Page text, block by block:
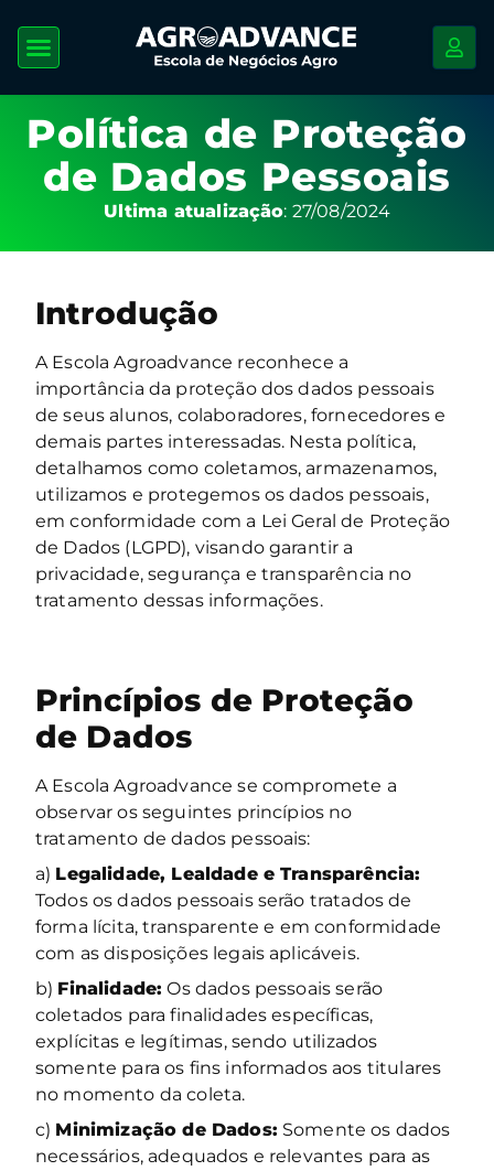
Política de Proteção
de Dados Pessoais
Ultima atualização: 27/08/2024
Introdução
A Escola Agroadvance reconhece a
importância da proteção dos dados pessoais
de seus alunos, colaboradores, fornecedores e
demais partes interessadas. Nesta política,
detalhamos como coletamos, armazenamos,
utilizamos e protegemos os dados pessoais,
em conformidade com a Lei Geral de Proteção
de Dados (LGPD), visando garantir a
privacidade, segurança e transparência no
tratamento dessas informações.
Princípios de Proteção
de Dados
A Escola Agroadvance se compromete a
observar os seguintes princípios no
tratamento de dados pessoais:
a) Legalidade, Lealdade e Transparência:
Todos os dados pessoais serão tratados de
forma lícita, transparente e em conformidade
com as disposições legais aplicáveis.
b) Finalidade: Os dados pessoais serão
coletados para finalidades específicas,
explícitas e legítimas, sendo utilizados
somente para os fins informados aos titulares
no momento da coleta.
c) Minimização de Dados: Somente os dados
necessários, adequados e relevantes para as